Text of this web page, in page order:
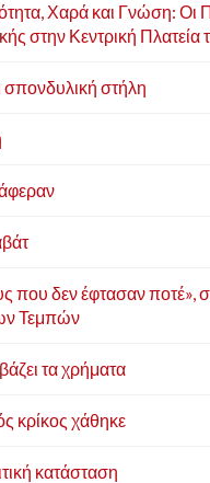
Χαρά και Γνώση: Οι
στην Κεντρική
σπονδυλική στήλη
που δεν έφτασαν ποτέ»,
Τεμπών
τα χρήματα
κρίκος χάθηκε
κατάσταση